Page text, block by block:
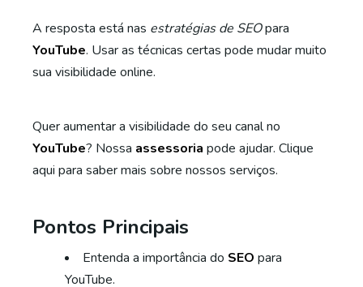
A resposta está nas estratégias de SEOpara
YouTube. Usar as técnicas certas pode mudar muito
sua visibilidade online.
Quer aumentar a visibilidade do seu canal no
YouTube? Nossa assessoria pode ajudar. Clique
aqui para saber mais sobre nossos serviços.
Pontos Principais
Entenda a importância do SEO para
YouTube.